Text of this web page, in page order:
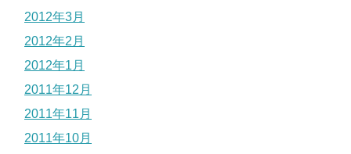
2012年3月
2012年2月
2012年1月
2011年12月
2011年11月
2011年10月